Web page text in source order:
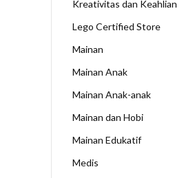
Kreativitas dan Keahlian
Lego Certified Store
Mainan
Mainan Anak
Mainan Anak-anak
Mainan dan Hobi
Mainan Edukatif
Medis